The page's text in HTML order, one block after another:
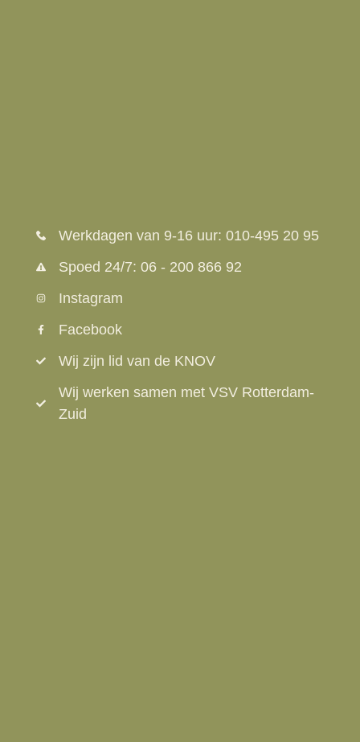
Werkdagen van 9-16 uur: 010-495 20 95
Spoed 24/7: 06 - 200 866 92
Instagram
Facebook
Wij zijn lid van de KNOV
Wij werken samen met VSV Rotterdam-
Zuid